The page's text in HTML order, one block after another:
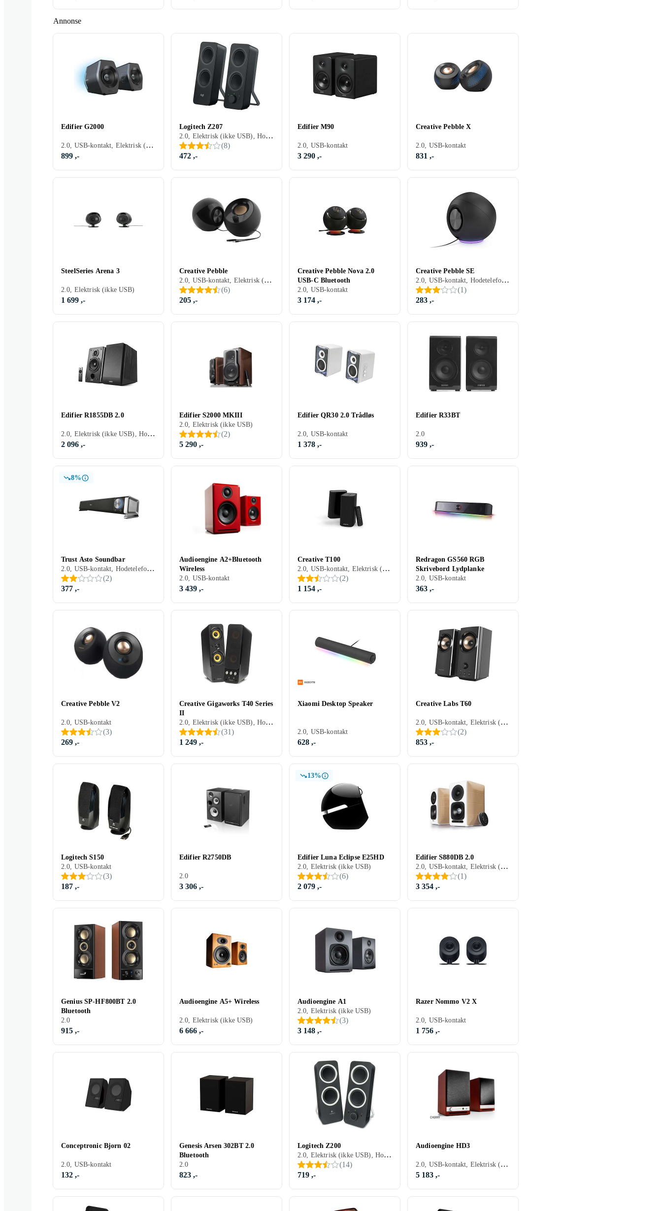
Annonse
Edifier G2000
2.0, USB-kontakt, Elektrisk (ikke USB)
899 ,-
Logitech Z207
2.0, Elektrisk (ikke USB), Hodetelefonutgang
(8)
472 ,-
Edifier M90
2.0, USB-kontakt
3 290 ,-
Creative Pebble X
2.0, USB-kontakt
831 ,-
SteelSeries Arena 3
2.0, Elektrisk (ikke USB)
1 699 ,-
Creative Pebble
2.0, USB-kontakt, Elektrisk (ikke USB)
(6)
205 ,-
Creative Pebble Nova 2.0
USB-C Bluetooth
2.0, USB-kontakt
3 174 ,-
Creative Pebble SE
2.0, USB-kontakt, Hodetelefonutgang
(1)
283 ,-
Edifier R1855DB 2.0
2.0, Elektrisk (ikke USB), Hodetelefonutgang
2 096 ,-
Edifier S2000 MKIII
2.0, Elektrisk (ikke USB)
(2)
5 290 ,-
Edifier QR30 2.0 Trådløs
2.0, USB-kontakt
1 378 ,-
Edifier R33BT
2.0
939 ,-
8%
Trust Asto Soundbar
2.0, USB-kontakt, Hodetelefonutgang
(2)
377 ,-
Audioengine A2+Bluetooth
Wireless
2.0, USB-kontakt
3 439 ,-
Creative T100
2.0, USB-kontakt, Elektrisk (ikke USB), Hodetelefonutgang
(2)
1 154 ,-
Redragon GS560 RGB
Skrivebord Lydplanke
2.0, USB-kontakt
363 ,-
Creative Pebble V2
2.0, USB-kontakt
(3)
269 ,-
Creative Gigaworks T40 Series
II
2.0, Elektrisk (ikke USB), Hodetelefonutgang
(31)
1 249 ,-
Xiaomi Desktop Speaker
2.0, USB-kontakt
628 ,-
Creative Labs T60
2.0, USB-kontakt, Elektrisk (ikke USB), Hodetelefonutgang
(2)
853 ,-
Logitech S150
2.0, USB-kontakt
(3)
187 ,-
Edifier R2750DB
2.0
3 306 ,-
13%
Edifier Luna Eclipse E25HD
2.0, Elektrisk (ikke USB)
(6)
2 079 ,-
Edifier S880DB 2.0
2.0, USB-kontakt, Elektrisk (ikke USB)
(1)
3 354 ,-
Genius SP-HF800BT 2.0
Bluetooth
2.0
915 ,-
Audioengine A5+ Wireless
2.0, Elektrisk (ikke USB)
6 666 ,-
Audioengine A1
2.0, Elektrisk (ikke USB)
(3)
3 148 ,-
Razer Nommo V2 X
2.0, USB-kontakt
1 756 ,-
Conceptronic Bjorn 02
2.0, USB-kontakt
132 ,-
Genesis Arsen 302BT 2.0
Bluetooth
2.0
823 ,-
Logitech Z200
2.0, Elektrisk (ikke USB), Hodetelefonutgang
(14)
719 ,-
Audioengine HD3
2.0, USB-kontakt, Elektrisk (ikke USB), Hodetelefonutgang
5 183 ,-